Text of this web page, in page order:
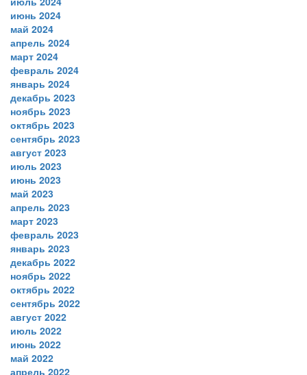
июнь 2024
май 2024
апрель 2024
март 2024
февраль 2024
январь 2024
декабрь 2023
ноябрь 2023
октябрь 2023
сентябрь 2023
август 2023
июль 2023
июнь 2023
май 2023
апрель 2023
март 2023
февраль 2023
январь 2023
декабрь 2022
ноябрь 2022
октябрь 2022
сентябрь 2022
август 2022
июль 2022
июнь 2022
май 2022
апрель 2022